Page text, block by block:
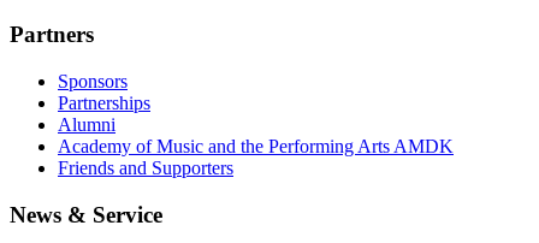
Partners
Sponsors
Partnerships
Alumni
Academy of Music and the Performing Arts AMDK
Friends and Supporters
News & Service